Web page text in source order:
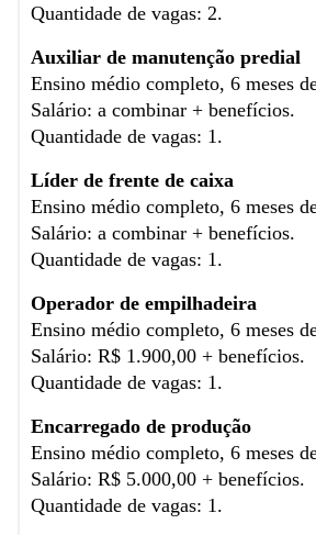
Quantidade de vagas: 2.
Auxiliar de manutenção predial
Ensino médio completo, 6 meses
Salário: a combinar + benefícios.
Quantidade de vagas: 1.
Líder de frente de caixa
Ensino médio completo, 6 meses
Salário: a combinar + benefícios.
Quantidade de vagas: 1.
Operador de empilhadeira
Ensino médio completo, 6 meses
Salário: R$ 1.900,00 + benefícios.
Quantidade de vagas: 1.
Encarregado de produção
Ensino médio completo, 6 meses
Salário: R$ 5.000,00 + benefícios.
Quantidade de vagas: 1.